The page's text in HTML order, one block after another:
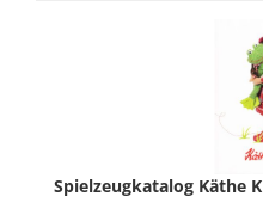
Spielzeugkatalog Käthe